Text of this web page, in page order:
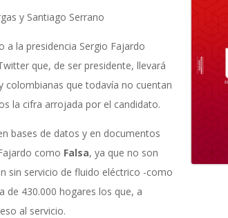
y Santiago Serrano
a la presidencia Sergio Fajardo
que, de ser presidente, llevará
colombianas que todavía no cuentan
la cifra arrojada por el candidato.
bases de datos y en documentos
como Falsa, ya que no son
sin servicio de fluido eléctrico -como
de 430.000 hogares los que, a
al servicio.